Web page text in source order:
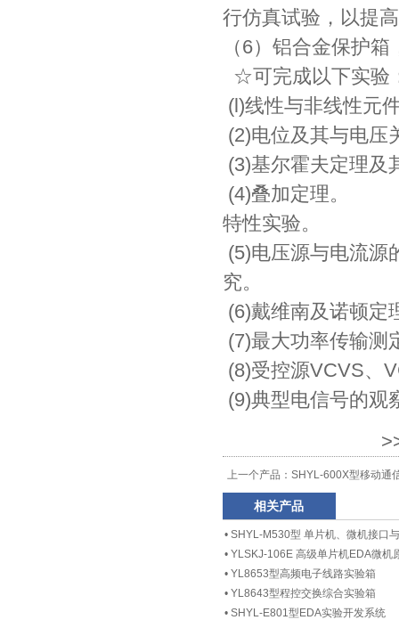
行仿真试验，以提
（6）铝合金保护
☆可完成以下实验
(l)线性与非线性
(2)电位及其与电
(3)基尔霍夫定理
(4)叠加定理
特性实验。
(5)电压源与电流
究。
(6)戴维南及诺
(7)最大功率
(8)受控源
(9)典型电信号
上一个产品： SHYL-600X型移动通
相关产品
• SHYL-M530型 单片机、微机接口
• YLSKJ-106E 高级单片机EDA微机
• YL8653型高频电子线路实验箱
• YL8643型程控交换综合实验箱
• SHYL-E801型EDA实验开发系统